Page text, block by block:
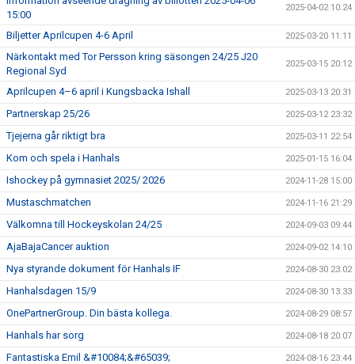
15:00
2025-04-02 10:24
Biljetter Aprilcupen 4-6 April 2025-03-20 11:11
Närkontakt med Tor Persson kring säsongen 24/25 J20
Regional Syd
2025-03-15 20:12
Aprilcupen 4–6 april i Kungsbacka Ishall 2025-03-13 20:31
Partnerskap 25/26 2025-03-12 23:32
Tjejerna går riktigt bra 2025-03-11 22:54
Kom och spela i Hanhals 2025-01-15 16:04
Ishockey på gymnasiet 2025/ 2026 2024-11-28 15:00
Mustaschmatchen 2024-11-16 21:29
Välkomna till Hockeyskolan 24/25 2024-09-03 09:44
AjaBajaCancer auktion 2024-09-02 14:10
Nya styrande dokument för Hanhals IF 2024-08-30 23:02
Hanhalsdagen 15/9 2024-08-30 13:33
OnePartnerGroup. Din bästa kollega. 2024-08-29 08:57
Hanhals har sorg 2024-08-18 20:07
Fantastiska Emil &#10084;&#65039; 2024-08-16 23:44